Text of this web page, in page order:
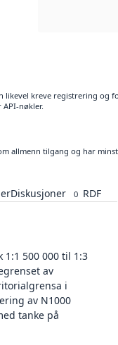
kreve registrering og
nøkler.
allmenn tilgang og har
Diskusjoner 0 RDF
1:1 500 000 til 1:3
av
i
av N1000
tanke på